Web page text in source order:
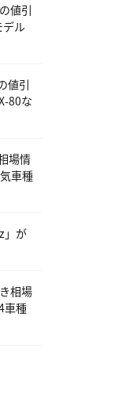
値引
デル
値引
80な
場情
車種
」が
相場
車種